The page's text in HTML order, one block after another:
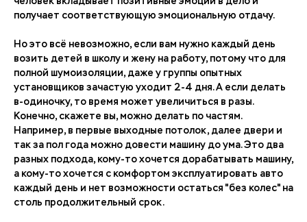
получает соответствующую эмоциональную отдачу.
Но это всё невозможно, если вам нужно каждый день
возить детей в школу и жену на работу, потому что для
полной шумоизоляции, даже у группы опытных
установщиков зачастую уходит 2-4 дня. А если делать
в-одиночку, то время может увеличиться в разы.
Конечно, скажете вы, можно делать по частям.
Например, в первые выходные потолок, далее двери и
так за пол года можно довести машину до ума. Это два
разных подхода, кому-то хочется дорабатывать машину,
а кому-то хочется с комфортом эксплуатировать авто
каждый день и нет возможности остаться "без колес" на
столь продолжительный срок.